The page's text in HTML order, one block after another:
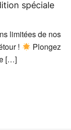
spéciale
limitées de nos
!
Plongez
[…]